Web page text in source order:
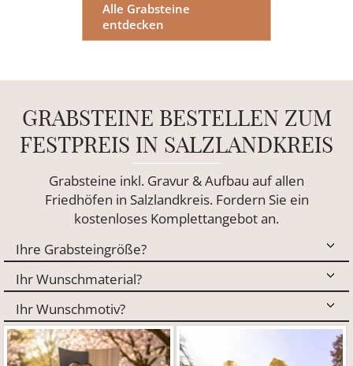
Alle Grabsteine
entdecken
GRABSTEINE BESTELLEN ZUM
FESTPREIS IN SALZLANDKREIS
Grabsteine inkl. Gravur & Aufbau auf allen
Friedhöfen in Salzlandkreis. Fordern Sie ein
kostenloses Komplettangebot an.